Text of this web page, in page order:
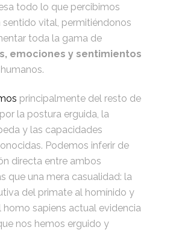
todo lo que percibimos
sentido vital, permitiéndonos
toda la gama de
emociones y sentimientos
principalmente del resto de
la postura erguida, la
y las capacidades
Podemos inferir de
directa entre ambos
que una mera casualidad: la
del primate al homínido y
homo sapiens actual evidencia
nos hemos erguido y